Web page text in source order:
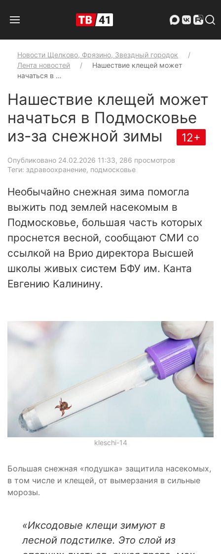
Новости Щелково, Фрязино, Звездный городок
Лента новостей
Нашествие клещей может
начаться в …
Нашествие клещей может
начаться в Подмосковье
из-за снежной зимы
12+
Опубликовано 24.02.2026 11:33, 286 просмотров
Теги: здравоохранение, подмосковье
Необычайно снежная зима помогла
выжить под землей насекомым в
Подмосковье, большая часть которых
проснется весной, сообщают СМИ со
ссылкой на Врио директора Высшей
школы живых систем БФУ им. Канта
Евгению Калинину.
kleschi-14
Большая снежная «подушка» защитила насекомых,
в том числе и клещей, от вымерзания в сильные
морозы.
«Иксодовые клещи зимуют в
лесной подстилке. Это слой из